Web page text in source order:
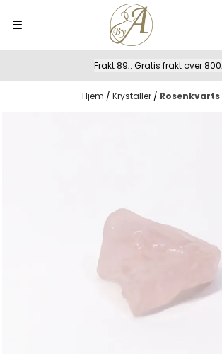
Frakt 89;. Gratis frakt over 800;
Hjem / Krystaller / Rosenkvarts